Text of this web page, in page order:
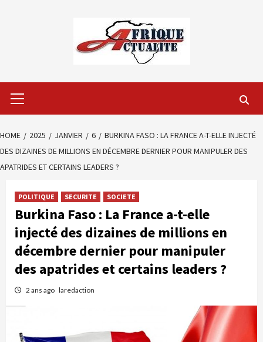
Menu
HOME 2025 JANVIER 6
BURKINA FASO : LA FRANCE A-T-ELLE INJECTÉ
DES DIZAINES DE MILLIONS EN DÉCEMBRE DERNIER POUR MANIPULER DES
APATRIDES ET CERTAINS LEADERS ?
POLITIQUE SECURITE SOCIETE
Burkina Faso : La France a-t-elle
injecté des dizaines de millions en
décembre dernier pour manipuler
des apatrides et certains leaders ?
2 ans ago laredaction